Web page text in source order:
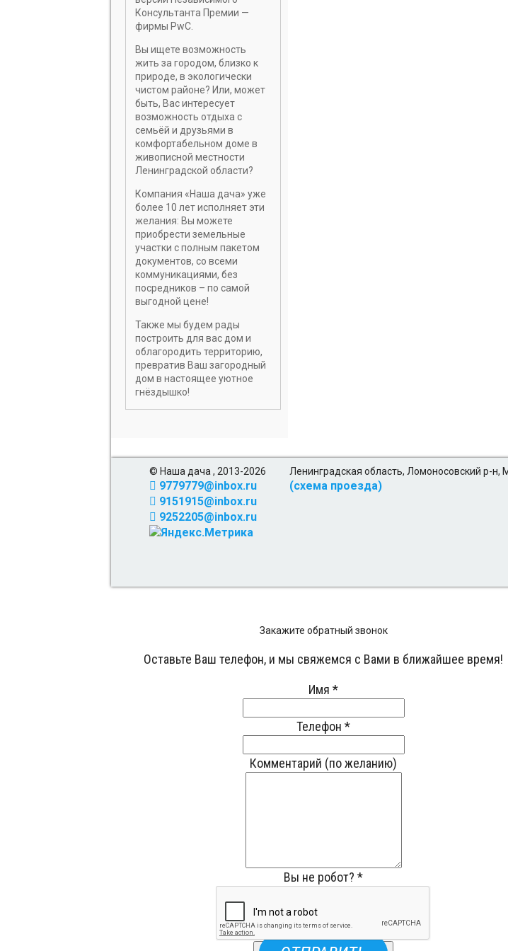
Консультанта Премии —
фирмы PwC.
Вы ищете возможность
жить за городом, близко к
природе, в экологически
чистом районе? Или, может
быть, Вас интересует
возможность отдыха с
семьёй и друзьями в
комфортабельном доме в
живописной местности
Ленинградской области?
Компания «Наша дача» уже
более 10 лет исполняет эти
желания: Вы можете
приобрести земельные
участки с полным пакетом
документов, со всеми
коммуникациями, без
посредников – по самой
выгодной цене!
Также мы будем рады
построить для вас дом и
облагородить территорию,
превратив Ваш загородный
дом в настоящее уютное
гнёздышко!
© Наша дача , 2013-2026
9779779@inbox.ru
9151915@inbox.ru
9252205@inbox.ru
Ленинградская область, Ломоносовский р-
(схема проезда)
Закажите обратный звонок
Оставьте Ваш телефон, и мы свяжемся с Вами в ближайшее время!
Имя *
Телефон *
Комментарий (по желанию)
Вы не робот? *